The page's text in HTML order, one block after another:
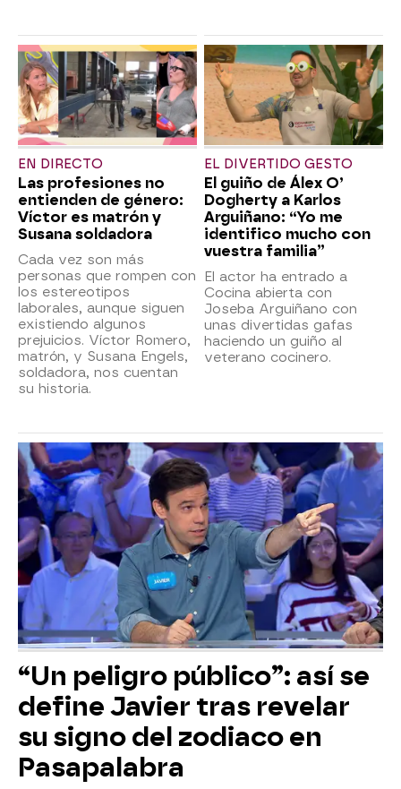
EN DIRECTO
Las profesiones no
entienden de género:
Víctor es matrón y
Susana soldadora
Cada vez son más
personas que rompen con
los estereotipos
laborales, aunque siguen
existiendo algunos
prejuicios. Víctor Romero,
matrón, y Susana Engels,
soldadora, nos cuentan
su historia.
EL DIVERTIDO GESTO
El guiño de Álex O’
Dogherty a Karlos
Arguiñano: “Yo me
identifico mucho con
vuestra familia”
El actor ha entrado a
Cocina abierta con
Joseba Arguiñano con
unas divertidas gafas
haciendo un guiño al
veterano cocinero.
“Un peligro público”: así se
define Javier tras revelar
su signo del zodiaco en
Pasapalabra